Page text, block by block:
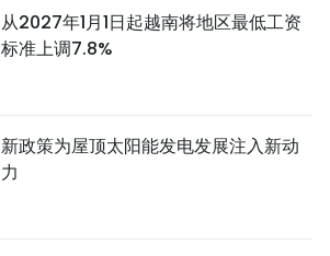
从2027年1月1日起越南将地区最低工资
标准上调7.8%
新政策为屋顶太阳能发电发展注入新动
力